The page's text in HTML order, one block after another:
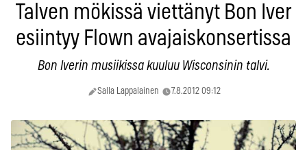
Talven mökissä viettänyt Bon Iver
esiintyy Flown avajaiskonsertissa
Bon Iverin musiikissa kuuluu Wisconsinin talvi.
Salla Lappalainen 7.8.2012 09:12